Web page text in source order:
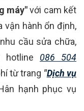
máy"với cam kết
vận hành ổn định,
cầu sửa chữa,
hotline 086 504
từ trang "Dịch vụ
hạnh phục vụ